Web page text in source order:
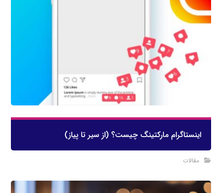
اینستاگرام مارکتینگ چیست؟ (از سیر تا پیاز)
مقالات